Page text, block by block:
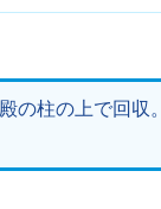
の柱の上で回収。